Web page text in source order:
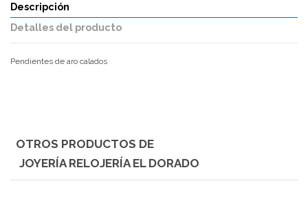
Descripción
Detalles del producto
Pendientes de aro calados
OTROS PRODUCTOS DE
JOYERÍA RELOJERÍA EL DORADO